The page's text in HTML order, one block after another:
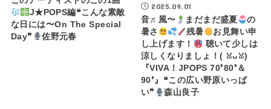
J★POPS編❝こんな素敵
な日には〜On The Special
Day❞
佐野元春
2025.09.01
音♬風〜
まだまだ盛夏
の
暑さ
残暑
お見舞い申
し上げます！
聴いて少しは
涼しくなりましょ！(⁠ ⁠ꈍ⁠ᴗ⁠ꈍ⁠)
『VIVA！JPOPS 70❜80❜＆
90❜』❝この広い野原いっぱ
い❞
森山良子